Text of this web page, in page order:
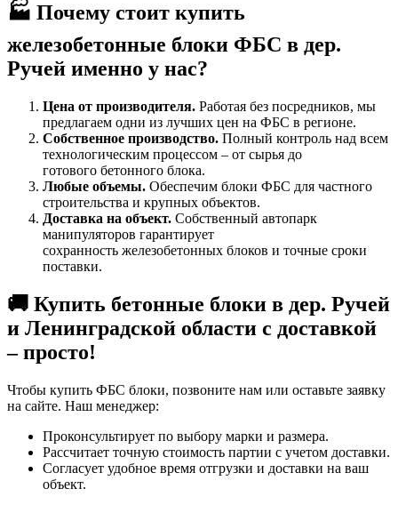
🏭 Почему стоит купить
железобетонные блоки ФБС в дер.
Ручей именно у нас?
Цена от производителя. Работая без посредников, мы
предлагаем одни из лучших цен на ФБС в регионе.
Собственное производство. Полный контроль над всем
технологическим процессом – от сырья до
готового бетонного блока.
Любые объемы. Обеспечим блоки ФБС для частного
строительства и крупных объектов.
Доставка на объект. Собственный автопарк
манипуляторов гарантирует
сохранность железобетонных блоков и точные сроки
поставки.
🚚 Купить бетонные блоки в дер. Ручей
и Ленинградской области с доставкой
– просто!
Чтобы купить ФБС блоки, позвоните нам или оставьте заявку
на сайте. Наш менеджер:
Проконсультирует по выбору марки и размера.
Рассчитает точную стоимость партии с учетом доставки.
Согласует удобное время отгрузки и доставки на ваш
объект.